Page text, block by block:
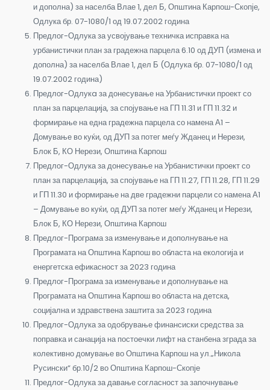
и дополна) за населба Влае 1, дел Б, Општина Карпош-Скопје,
Одлука бр. 07-1080/1 од 19.07.2002 година
Предлог-Одлука за усвојување техничка исправка на
урбанистички план за градежна парцела 6.10 од ДУП (измена и
дополна) за населба Влае 1, дел Б (Одлука бр. 07-1080/1 од
19.07.2002 година)
Предлог-Одлукa за донесување на Урбанистички проект со
план за парцелација, за спојување на ГП 11.31 и ГП 11.32 и
формирање на една градежна парцела со намена А1 –
Домување во куќи, од ДУП за потег меѓу Жданец и Нерези,
Блок Б, КО Нерези, Општина Карпош
Предлог-Одлука за донесување на Урбанистички проект со
план за парцелација, за спојување на ГП 11.27, ГП 11.28, ГП 11.29
и ГП 11.30 и формирање на две градежни парцели со намена А1
– Домување во куќи, од ДУП за потег меѓу Жданец и Нерези,
Блок Б, КО Нерези, Општина Карпош
Предлог-Програма за изменување и дополнување на
Програмата на Општина Карпош во областа на екологија и
енергетска ефикасност за 2023 година
Предлог-Програма за изменување и дополнување на
Програмата на Општина Карпош во областа на детска,
социјална и здравствена заштита за 2023 година
Предлог-Одлука за одобрување финансиски средства за
поправка и санација на постоечки лифт на станбена зграда за
колективно домување во Општина Карпош на ул.„Никола
Русински“ бр.10/2 во Општина Карпош-Скопје
Предлог-Одлука за давање согласност за започнување